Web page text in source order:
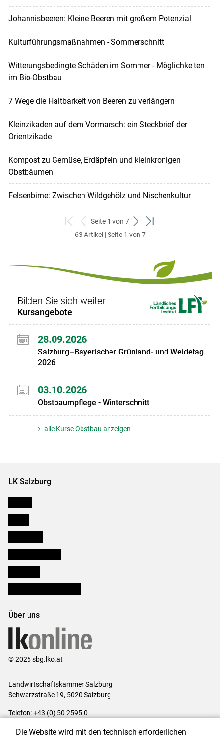
Johannisbeeren: Kleine Beeren mit großem Potenzial
Kulturführungsmaßnahmen - Sommerschnitt
Witterungsbedingte Schäden im Sommer - Möglichkeiten
im Bio-Obstbau
7 Wege die Haltbarkeit von Beeren zu verlängern
Kleinzikaden auf dem Vormarsch: ein Steckbrief der
Orientzikade
Kompost zu Gemüse, Erdäpfeln und kleinkronigen
Obstbäumen
Felsenbirne: Zwischen Wildgehölz und Nischenkultur
zum
ersten
zurück
zum
Seite 1 von 7
weiter
zum
zum
63 Artikel | Seite 1 von 7
Bilden Sie sich weiter
Kursangebote
28.09.2026
Salzburg–Bayerischer Grünland- und Weidetag
2026
03.10.2026
Obstbaumpflege - Winterschnitt
alle Kurse Obstbau anzeigen
LK Salzburg
Über uns
© 2026 sbg.lko.at
Landwirtschaftskammer Salzburg
Schwarzstraße 19, 5020 Salzburg
Telefon: +43 (0) 50 2595-0
Die Website wird mit den technisch erforderlichen